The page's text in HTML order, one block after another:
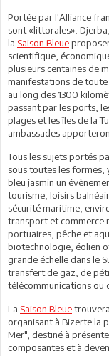
Portée par l'Alliance
sont «littorales»:
la Saison Bleue
scientifique,
plusieurs centaines de
manifestations de
au long des 1300
passant par les ports,
plages et les îles de la
ambassades
Tous les sujets portés
sous toutes les formes,
bleu jasmin un
tourisme, loisirs
sécurité maritime,
transport et commerce
portuaires, pêche et
biotechnologie, éolien
grande échelle dans le
transfert de gaz, de
télécommunications ou
La Saison Bleue
organisant à Bizerte la
Mer", destiné à
composantes et à